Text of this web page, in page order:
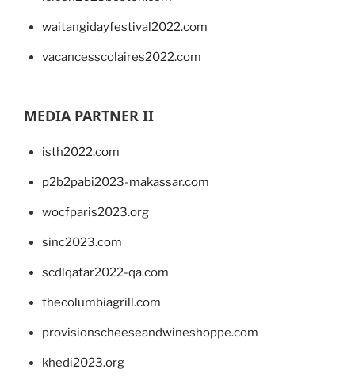
waitangidayfestival2022.com
vacancesscolaires2022.com
MEDIA PARTNER II
isth2022.com
p2b2pabi2023-makassar.com
wocfparis2023.org
sinc2023.com
scdlqatar2022-qa.com
thecolumbiagrill.com
provisionscheeseandwineshoppe.com
khedi2023.org